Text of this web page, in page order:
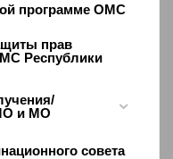
программе ОМС
прав
Республики
и МО
совета